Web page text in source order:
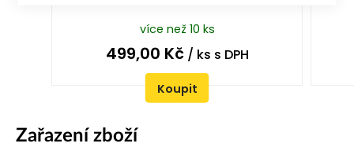
více než 10 ks
499,00 Kč/ ks s DPH
Koupit
Zařazení zboží